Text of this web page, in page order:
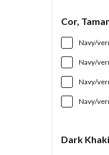
Cor,
Navy/
Navy/
Navy/
Navy/
Dark